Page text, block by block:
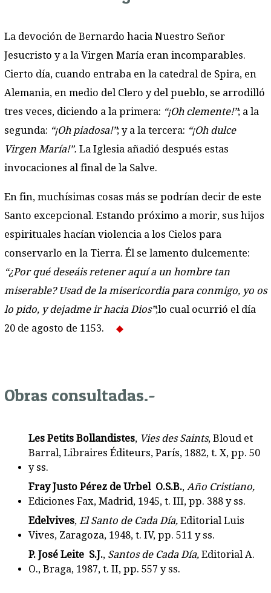
La devoción de Bernardo hacia Nuestro Señor
Jesucristo y a la Virgen María eran incomparables.
Cierto día, cuando entraba en la catedral de Spira, en
Alemania, en medio del Clero y del pueblo, se arrodilló
tres veces, diciendo a la primera: “¡Oh clemente!”; a la
segunda: “¡Oh piadosa!”; y a la tercera: “¡Oh dulce
Virgen María!”. La Iglesia añadió después estas
invocaciones al final de la Salve.
En fin, muchísimas cosas más se podrían decir de este
Santo excepcional. Estando próximo a morir, sus hijos
espirituales hacían violencia a los Cielos para
conservarlo en la Tierra. Él se lamento dulcemente:
“¿Por qué deseáis retener aquí a un hombre tan
miserable? Usad de la misericordia para conmigo, yo os
lo pido, y dejadme ir hacia Dios”;lo cual ocurrió el día
20 de agosto de 1153.
Obras consultadas.-
Les Petits Bollandistes, Vies des Saints, Bloud et
Barral, Libraires Éditeurs, París, 1882, t. X, pp. 50
y ss.
Fray Justo Pérez de Urbel O.S.B., Año Cristiano,
Ediciones Fax, Madrid, 1945, t. III, pp. 388 y ss.
Edelvives, El Santo de Cada Día, Editorial Luis
Vives, Zaragoza, 1948, t. IV, pp. 511 y ss.
P. José Leite S.J., Santos de Cada Día, Editorial A.
O., Braga, 1987, t. II, pp. 557 y ss.